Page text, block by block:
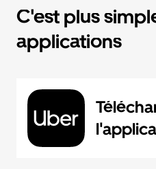
C'est plus
applications